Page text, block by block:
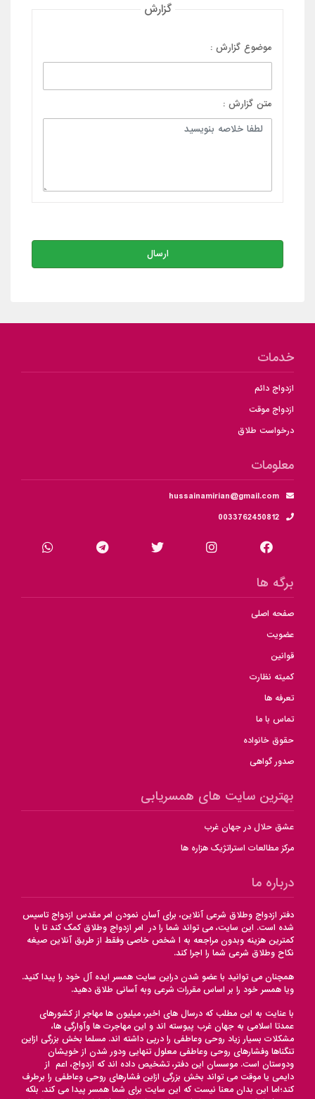
گزارش
موضوع گزارش :
متن گزارش :
ارسال
خدمات
ازدواج دائم
ازدواج موقت
درخواست طلاق
معلومات
hussainamirian@gmail.com
0033762450812
برگه ها
صفحه اصلی
عضویت
قوانین
کمیته نظارت
تعرفه ها
تماس با ما
حقوق خانواده
صدور گواهی
بهترین سایت های همسریابی
عشق حلال در جهان غرب
مرکز مطالعات استراتژیک هزاره ها
درباره ما
دفتر ازدواج وطلاق شرعی آنلاین، برای آسان نمودن امر مقدس ازدواج تاسیس
شده است. این سایت، می تواند شما را در امر ازدواج وطلاق کمک کند تا با
کمترین هزینه وبدون مراجعه به ا شخص خاصی وفقط از طریق آنلاین صیغه
نکاح وطلاق شرعی شما را اجرا کند.
همچنان می توانید با عضو شدن دراین سایت همسر ایده آل خود را پیدا کنید.
ویا همسر خود را بر اساس مقررات شرعی وبه آسانی طلاق دهید.
با عنایت به این مطلب که درسال های اخیر، میلیون ها مهاجر از کشورهای
عمدتا اسلامی به جهان غرب پیوسته اند و این مهاجرت ها وآوارگی ها،
مشکلات بسیار زیاد روحی وعاطفی را درپی داشته اند. مسلما بخش بزرگی ازاین
تنگناها وفشارهای روحی وعاطفی معلول تنهایی ودور شدن از خویشان
ودوستان است. موسسان این دفتر، تشخیص داده اند که ازدواج، اعم از
دایمی یا موقت می تواند بخش بزرگی ازاین فشارهای روحی وعاطفی را برطرف
کند؛اما این بدان معنا نیست که این سایت برای شما همسر پیدا می کند. بلکه